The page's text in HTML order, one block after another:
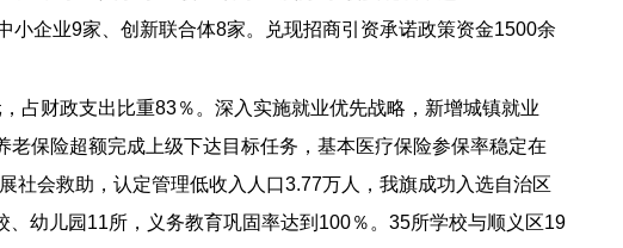
小企业9家、创新联合体8家。兑现招商引资承诺政策资金1500余
占财政支出比重83％。深入实施就业优先战略，新增城镇就业
保险超额完成上级下达目标任务，基本医疗保险参保率稳定在
社会救助，认定管理低收入人口3.77万人，我旗成功入选自治区
幼儿园11所，义务教育巩固率达到100％。35所学校与顺义区19